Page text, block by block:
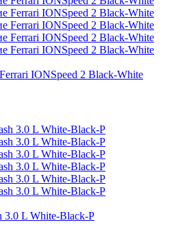
IONSpeed 2 Black-White
3.0 L White-Black-P